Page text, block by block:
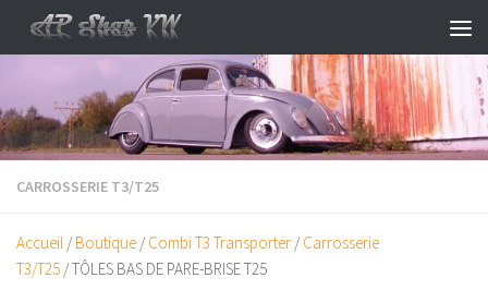
Skip to content
CARROSSERIE T3/T25
Accueil / Boutique / Combi T3 Transporter / Carrosserie
T3/T25 / TÔLES BAS DE PARE-BRISE T25